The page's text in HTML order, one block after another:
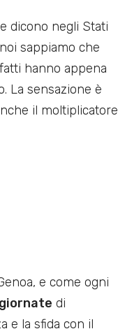
dicono negli Stati
sappiamo che
hanno appena
La sensazione è
il moltiplicatore
e come ogni
di
e la sfida con il